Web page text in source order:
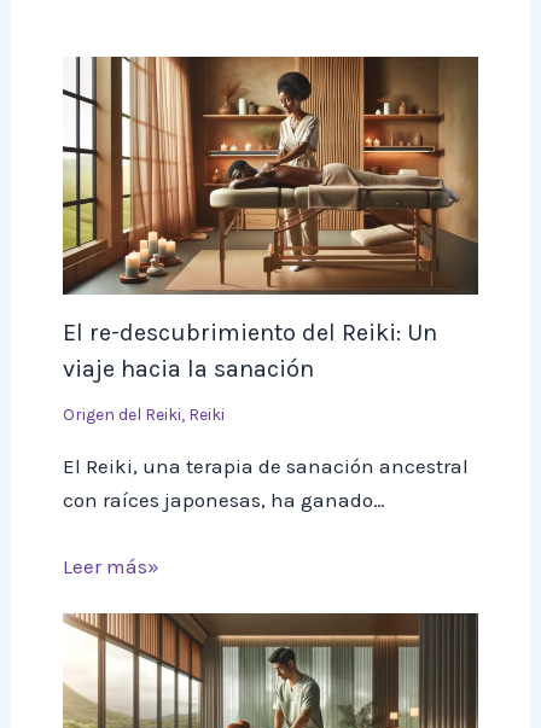
El re-descubrimiento del Reiki: Un
viaje hacia la sanación
Origen del Reiki, Reiki
El Reiki, una terapia de sanación ancestral
con raíces japonesas, ha ganado…
Leer más»